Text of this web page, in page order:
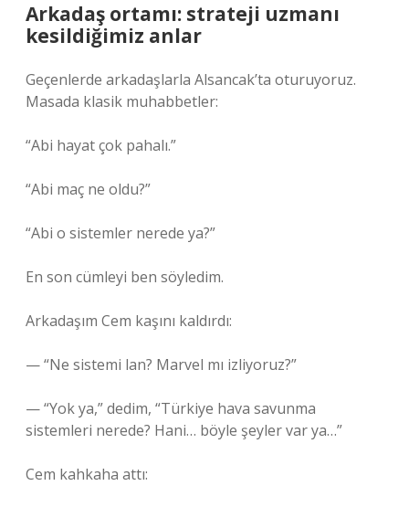
Arkadaş ortamı: strateji uzmanı
kesildiğimiz anlar
Geçenlerde arkadaşlarla Alsancak’ta oturuyoruz.
Masada klasik muhabbetler:
“Abi hayat çok pahalı.”
“Abi maç ne oldu?”
“Abi o sistemler nerede ya?”
En son cümleyi ben söyledim.
Arkadaşım Cem kaşını kaldırdı:
— “Ne sistemi lan? Marvel mı izliyoruz?”
— “Yok ya,” dedim, “Türkiye hava savunma
sistemleri nerede? Hani… böyle şeyler var ya…”
Cem kahkaha attı: